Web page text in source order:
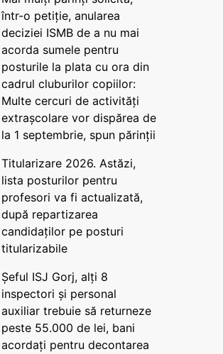
într-o petiție, anularea
deciziei ISMB de a nu mai
acorda sumele pentru
posturile la plata cu ora din
cadrul cluburilor copiilor:
Multe cercuri de activități
extrașcolare vor dispărea de
la 1 septembrie, spun părinții
Titularizare 2026. Astăzi,
lista posturilor pentru
profesori va fi actualizată,
după repartizarea
candidaților pe posturi
titularizabile
Șeful ISJ Gorj, alți 8
inspectori și personal
auxiliar trebuie să returneze
peste 55.000 de lei, bani
acordați pentru decontarea